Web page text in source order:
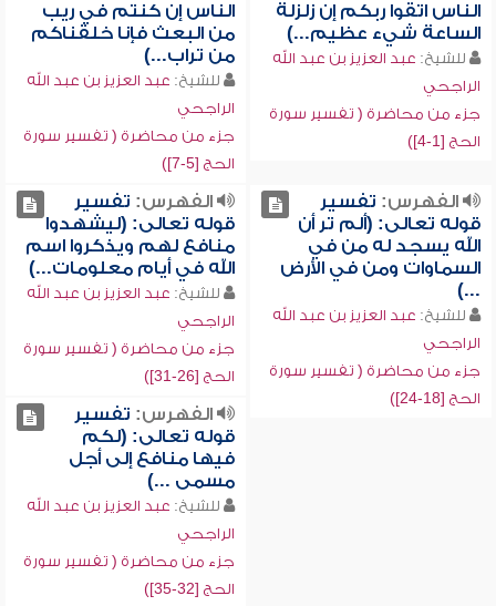
الناس اتقوا ربكم إن زلزلة
الساعة شيء عظيم...)
للشيخ: عبد العزيز بن عبد الله
الراجحي
جزء من محاضرة ( تفسير سورة
الحج [1-4])
الناس إن كنتم في ريب
من البعث فإنا خلقناكم
من تراب...)
للشيخ: عبد العزيز بن عبد الله
الراجحي
جزء من محاضرة ( تفسير سورة
الحج [5-7])
الفهرس: تفسير
قوله تعالى: (ألم تر أن
الله يسجد له من في
السماوات ومن في الأرض
...)
للشيخ: عبد العزيز بن عبد الله
الراجحي
جزء من محاضرة ( تفسير سورة
الحج [18-24])
الفهرس: تفسير
قوله تعالى: (ليشهدوا
منافع لهم ويذكروا اسم
الله في أيام معلومات...)
للشيخ: عبد العزيز بن عبد الله
الراجحي
جزء من محاضرة ( تفسير سورة
الحج [26-31])
الفهرس: تفسير
قوله تعالى: (لكم
فيها منافع إلى أجل
مسمى ...)
للشيخ: عبد العزيز بن عبد الله
الراجحي
جزء من محاضرة ( تفسير سورة
الحج [32-35])